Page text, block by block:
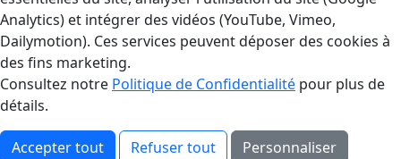
Analytics) et intégrer des vidéos (YouTube, Vimeo,
Dailymotion). Ces services peuvent déposer des cookies à
des fins marketing.
Consultez notre Politique de Confidentialité pour plus de
détails.
Accepter tout Refuser tout Personnaliser